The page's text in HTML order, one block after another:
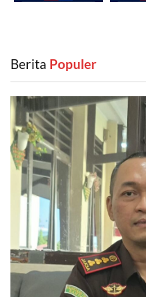
Berita ‎ Populer